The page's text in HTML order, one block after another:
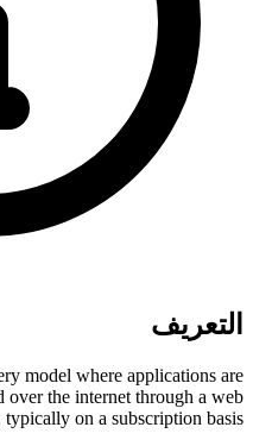
التعريف
model where applications are
over the internet through a web
typically on a subscription basis.